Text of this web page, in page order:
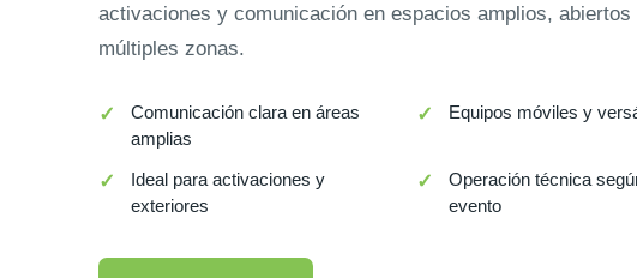
activaciones y comunicación en espacios amplios, abiertos
múltiples zonas.
Comunicación clara en áreas
amplias
Equipos móviles y
Ideal para activaciones y
exteriores
Operación técnica
evento